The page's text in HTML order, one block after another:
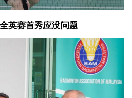
英赛首秀应没问题